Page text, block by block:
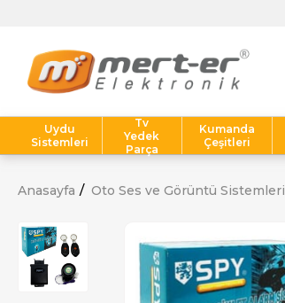
Uydu
Sistemleri
Tv
Yedek
Parça
Kumanda
Çeşitleri
Anasayfa Oto Ses ve Görüntü Sistemleri